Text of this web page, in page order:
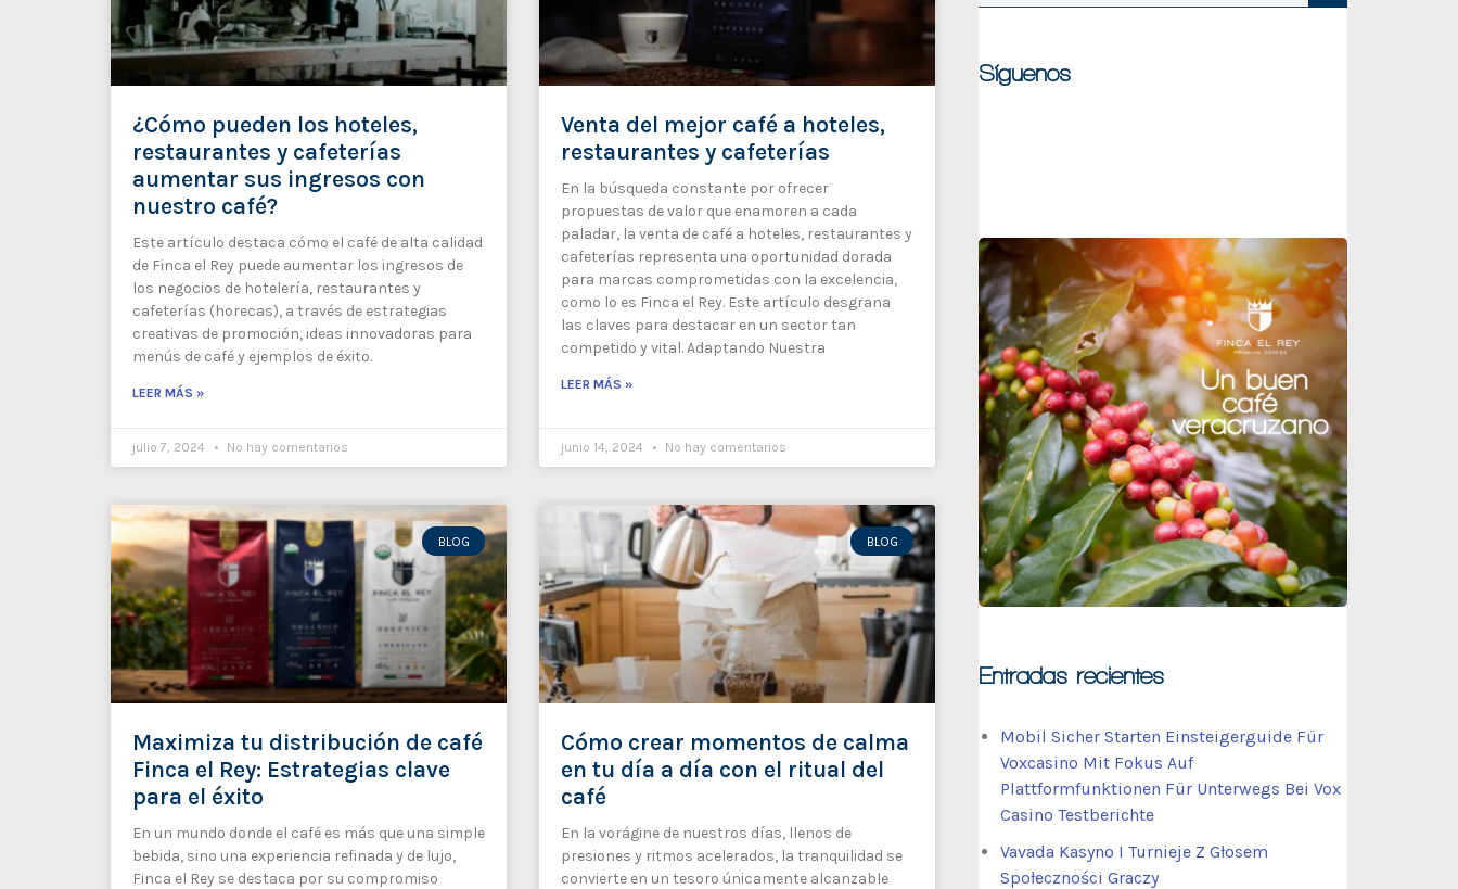
¿Cómo pueden los hoteles,
restaurantes y cafeterías
aumentar sus ingresos con
nuestro café?
Este artículo destaca cómo el café de alta calidad
de Finca el Rey puede aumentar los ingresos de
los negocios de hotelería, restaurantes y
cafeterías (horecas), a través de estrategias
creativas de promoción, ideas innovadoras para
menús de café y ejemplos de éxito.
LEER MÁS »
julio 7, 2024 No hay comentarios
Venta del mejor café a hoteles,
restaurantes y cafeterías
En la búsqueda constante por ofrecer
propuestas de valor que enamoren a cada
paladar, la venta de café a hoteles, restaurantes y
cafeterías representa una oportunidad dorada
para marcas comprometidas con la excelencia,
como lo es Finca el Rey. Este artículo desgrana
las claves para destacar en un sector tan
competido y vital. Adaptando Nuestra
LEER MÁS »
junio 14, 2024 No hay comentarios
BLOG
Maximiza tu distribución de café
Finca el Rey: Estrategias clave
para el éxito
En un mundo donde el café es más que una simple
bebida, sino una experiencia refinada y de lujo,
Finca el Rey se destaca por su compromiso
BLOG
Cómo crear momentos de calma
en tu día a día con el ritual del
café
En la vorágine de nuestros días, llenos de
presiones y ritmos acelerados, la tranquilidad se
convierte en un tesoro únicamente alcanzable
Síguenos
Entradas recientes
Mobil Sicher Starten Einsteigerguide Für
Voxcasino Mit Fokus Auf
Plattformfunktionen Für Unterwegs Bei Vox
Casino Testberichte
Vavada Kasyno I Turnieje Z Głosem
Społeczności Graczy